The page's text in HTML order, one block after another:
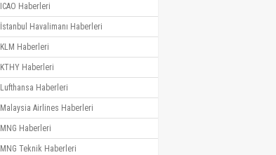
ICAO Haberleri
İstanbul Havalimanı Haberleri
KLM Haberleri
KTHY Haberleri
Lufthansa Haberleri
Malaysia Airlines Haberleri
MNG Haberleri
MNG Teknik Haberleri